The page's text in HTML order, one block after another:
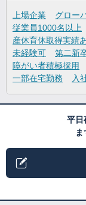
上場企業 グロー
従業員1000名以上
産休育休取得実績
未経験可
第二新
障がい者積極採用
一部在宅勤務
入
平日